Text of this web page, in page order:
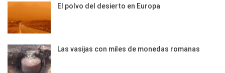
El polvo del desierto en Europa
Las vasijas con miles de monedas romanas